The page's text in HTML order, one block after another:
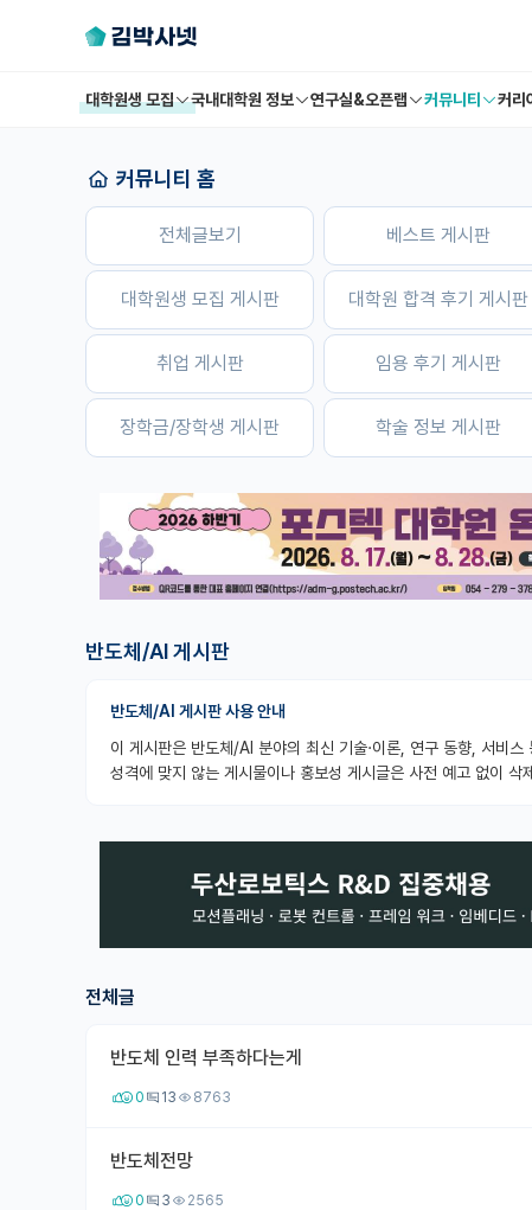
대학원생 모집 국내대학원 정보 연구실&오픈랩 커뮤니티 커리
커뮤니티 홈
전체글보기 베스트 게시판
대학원생 모집 게시판 대학원 합격 후기 게시판
취업 게시판 임용 후기 게시판
장학금/장학생 게시판 학술 정보 게시판
반도체/AI 게시판
반도체/AI 게시판 사용 안내
이 게시판은 반도체/AI 분야의 최신 기술·이론, 연구 동향, 서비
성격에 맞지 않는 게시물이나 홍보성 게시글은 사전 예고 없이
전체글
반도체 인력 부족하다는게
0 13 8763
반도체전망
0 3 2565